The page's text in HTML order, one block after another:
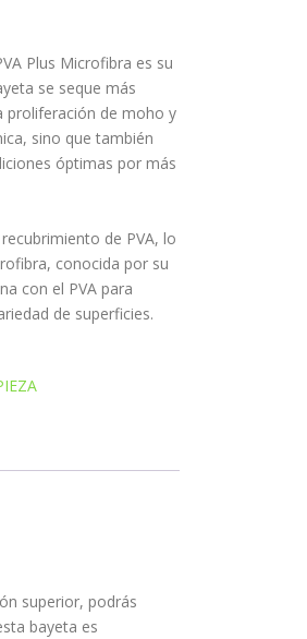
Plus Microfibra es su
se seque más
proliferación de moho y
sino que también
óptimas por más
de PVA, lo
conocida por su
con el PVA para
de superficies.
superior, podrás
bayeta es